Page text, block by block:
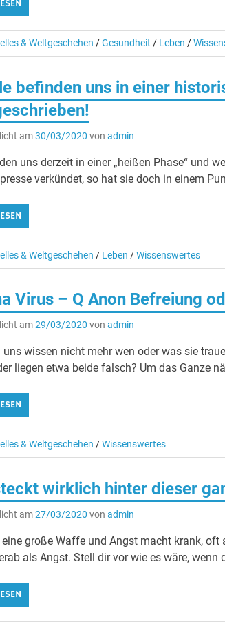
& Weltgeschehen /Gesundheit / Leben /
befinden uns in einer
am30/03/2020 von admin
uns derzeit in einer „heißen Phase“ und
verkündet, so hat sie doch in einem
& Weltgeschehen / Leben /Wissenswertes
Virus – Q Anon Befreiung
am29/03/2020 von admin
uns wissen nicht mehr wen oder was sie
liegen etwa beide falsch? Um das Ganze
& Weltgeschehen /Wissenswertes
wirklich hinter dieser
am27/03/2020 von admin
große Waffe und Angst macht krank,
als Angst. Stell dir vor wie es wäre, wenn